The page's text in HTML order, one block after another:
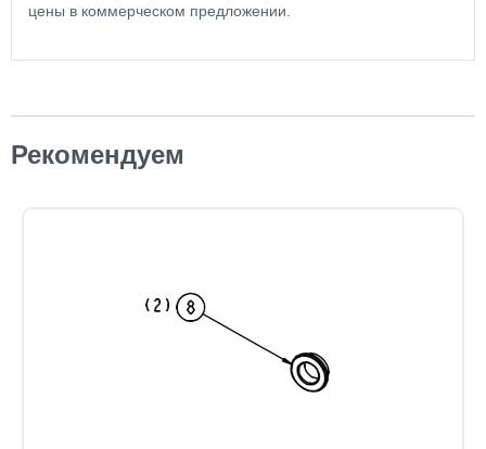
цены в коммерческом предложении.
Рекомендуем